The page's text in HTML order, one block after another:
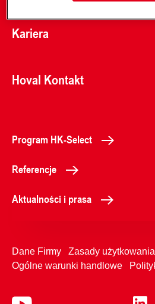
Kariera
Hoval Kontakt
Program HK-Select
Referencje
Aktualności i prasa
Dane Firmy Zasady użytkowania
Ogólne warunki handlowe